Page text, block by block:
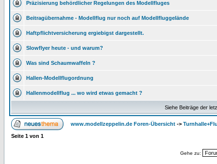
Präzisierung behördlicher Regelungen des Modellfluges
Beitragübernahme - Modellflug nur noch auf Modellfluggelände
Haftpflichtversicherung ergiebigst dargestellt.
Slowflyer heute - und warum?
Was sind Schaumwaffeln ?
Hallen-Modellflugordnung
Hallenmodellflug ... wo wird etwas gemacht ?
Siehe Beiträge der
www.modellzeppelin.de Foren-Übersicht ->
Seite 1 von 1
Gehe zu: